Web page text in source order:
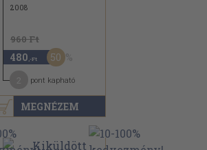
MEGNÉZEM
2008
960 Ft
480 ,-Ft 50
pont kapható